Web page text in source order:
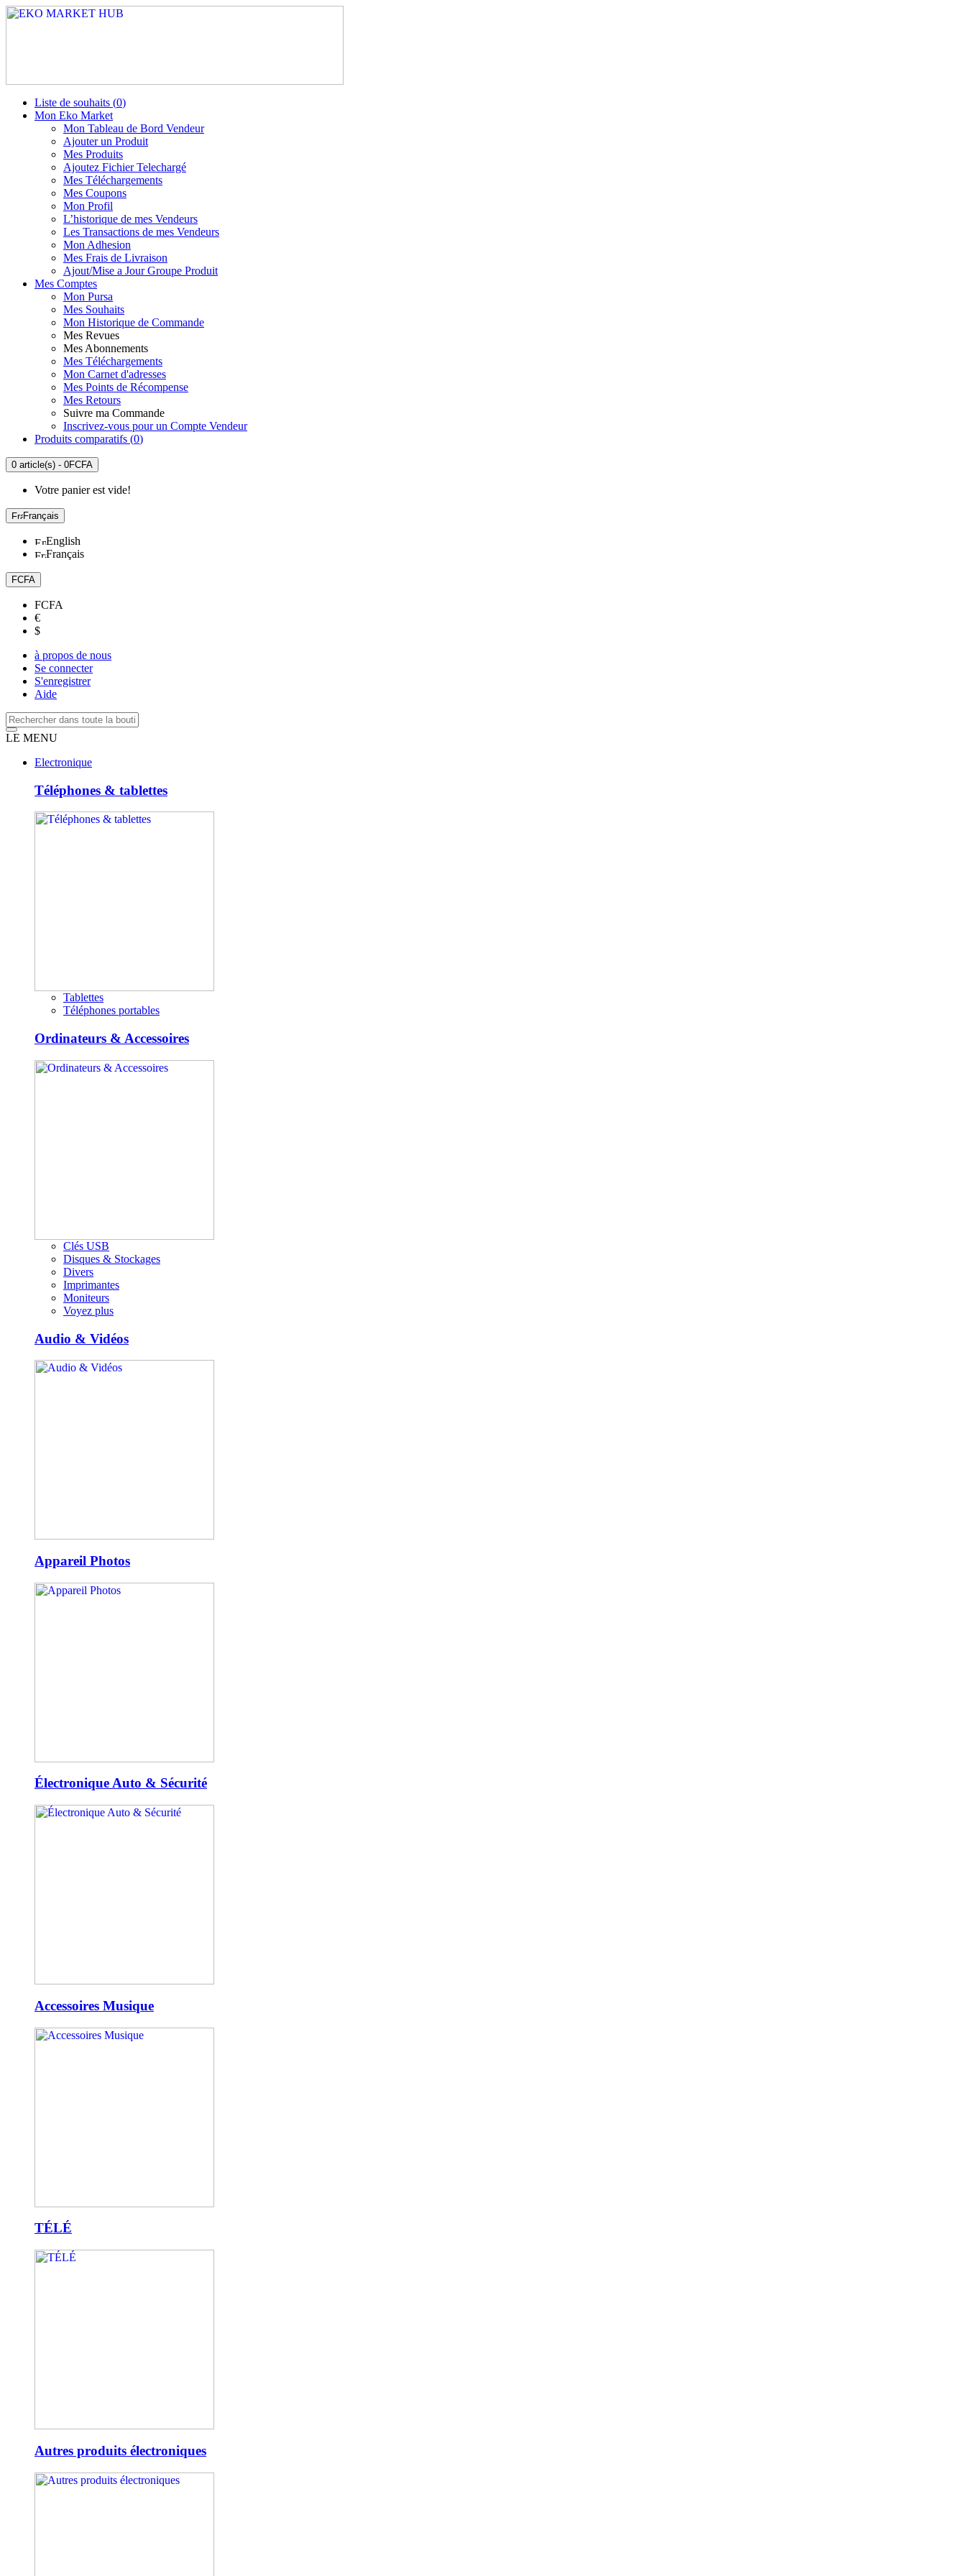
Liste de souhaits (0)
Mon Eko Market
Mon Tableau de Bord Vendeur
Ajouter un Produit
Mes Produits
Ajoutez Fichier Telechargé
Mes Téléchargements
Mes Coupons
Mon Profil
L’historique de mes Vendeurs
Les Transactions de mes Vendeurs
Mon Adhesion
Mes Frais de Livraison
Ajout/Mise a Jour Groupe Produit
Mes Comptes
Mon Pursa
Mes Souhaits
Mon Historique de Commande
Mes Revues
Mes Abonnements
Mes Téléchargements
Mon Carnet d'adresses
Mes Points de Récompense
Mes Retours
Suivre ma Commande
Inscrivez-vous pour un Compte Vendeur
Produits comparatifs (0)
0 article(s) - 0FCFA
Votre panier est vide!
Français
English
Français
FCFA
FCFA
€
$
à propos de nous
Se connecter
S'enregistrer
Aide
LE MENU
Electronique
Téléphones & tablettes
Tablettes
Téléphones portables
Ordinateurs & Accessoires
Clés USB
Disques & Stockages
Divers
Imprimantes
Moniteurs
Voyez plus
Audio & Vidéos
Appareil Photos
Électronique Auto & Sécurité
Accessoires Musique
TÉLÉ
Autres produits électroniques